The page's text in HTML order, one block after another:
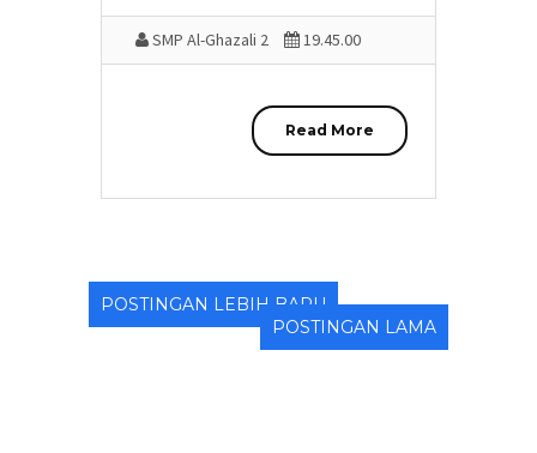
SMP Al-Ghazali 2 19.45.00
Read More
POSTINGAN LEBIH BARU
POSTINGAN LAMA